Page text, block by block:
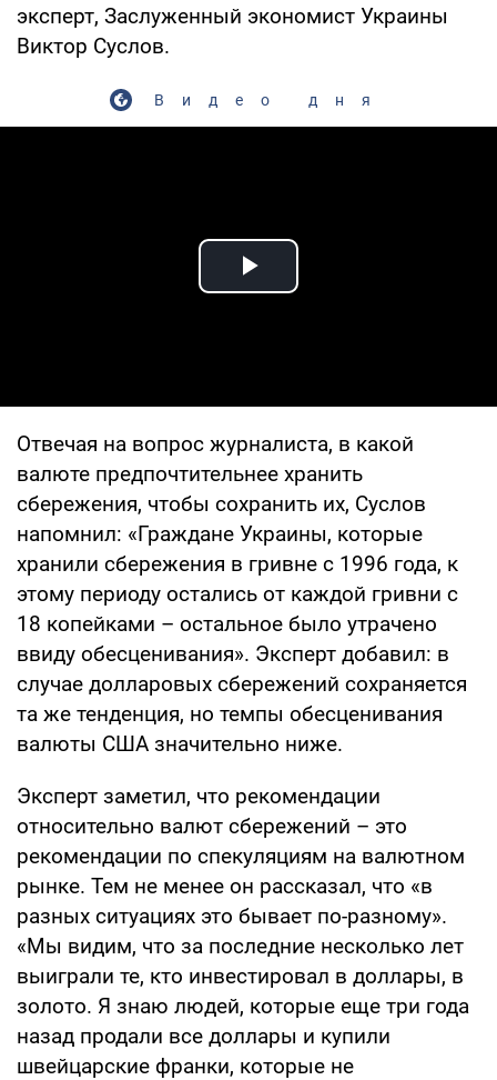
эксперт, Заслуженный экономист Украины
Виктор Суслов.
Видео дня
Play Video
Отвечая на вопрос журналиста, в какой
валюте предпочтительнее хранить
сбережения, чтобы сохранить их, Суслов
напомнил: «Граждане Украины, которые
хранили сбережения в гривне с 1996 года, к
этому периоду остались от каждой гривни с
18 копейками – остальное было утрачено
ввиду обесценивания». Эксперт добавил: в
случае долларовых сбережений сохраняется
та же тенденция, но темпы обесценивания
валюты США значительно ниже.
Эксперт заметил, что рекомендации
относительно валют сбережений – это
рекомендации по спекуляциям на валютном
рынке. Тем не менее он рассказал, что «в
разных ситуациях это бывает по-разному».
«Мы видим, что за последние несколько лет
выиграли те, кто инвестировал в доллары, в
золото. Я знаю людей, которые еще три года
назад продали все доллары и купили
швейцарские франки, которые не